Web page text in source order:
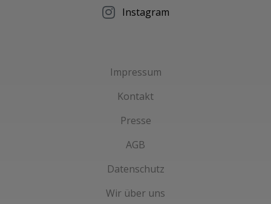
Instagram
Impressum
Kontakt
Presse
AGB
Datenschutz
Wir über uns